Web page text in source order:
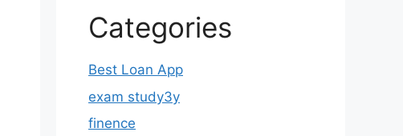
Categories
Best Loan App
exam study3y
finence